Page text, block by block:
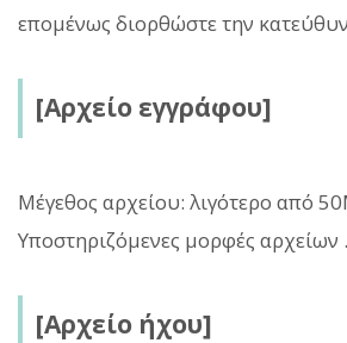
επομένως διορθώστε την
[Αρχείο εγγράφου]
Μέγεθος αρχείου: λιγότερο από
Υποστηριζόμενες μορφές αρχείων
[Αρχείο ήχου]